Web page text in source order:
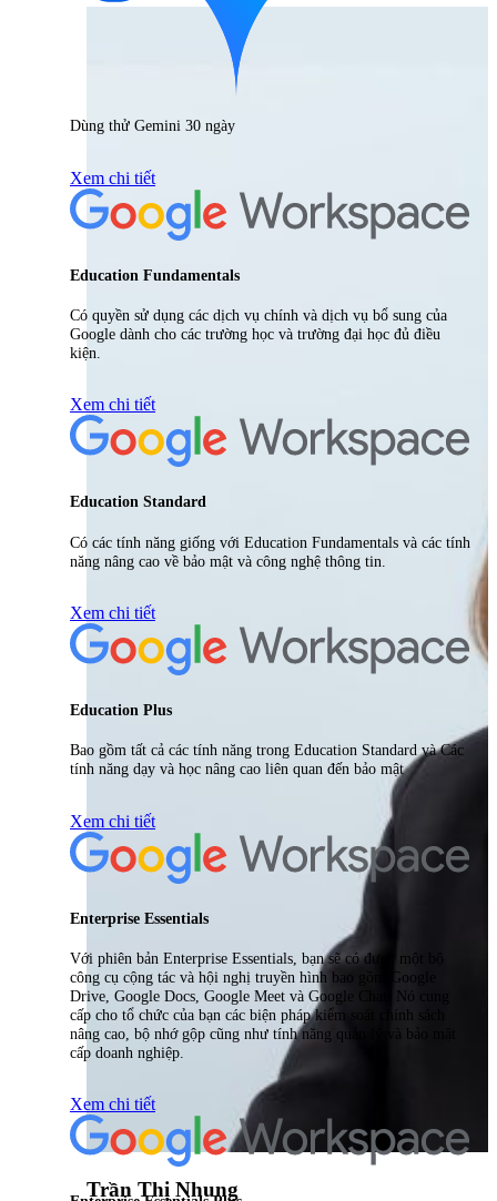
Trần Thị Nhung
Dùng thử Gemini 30 ngày
Xem chi tiết
Education Fundamentals
Có quyền sử dụng các dịch vụ chính và dịch vụ bổ sung của
Google dành cho các trường học và trường đại học đủ điều
kiện.
Xem chi tiết
Education Standard
Có các tính năng giống với Education Fundamentals và các tính
năng nâng cao về bảo mật và công nghệ thông tin.
Xem chi tiết
Education Plus
Bao gồm tất cả các tính năng trong Education Standard và Các
tính năng dạy và học nâng cao liên quan đến bảo mật
Xem chi tiết
Enterprise Essentials
Với phiên bản Enterprise Essentials, bạn sẽ có được một bộ
công cụ cộng tác và hội nghị truyền hình bao gồm Google
Drive, Google Docs, Google Meet và Google Chat. Nó cung
cấp cho tổ chức của bạn các biện pháp kiểm soát chính sách
nâng cao, bộ nhớ gộp cũng như tính năng quản lý và bảo mật
cấp doanh nghiệp.
Xem chi tiết